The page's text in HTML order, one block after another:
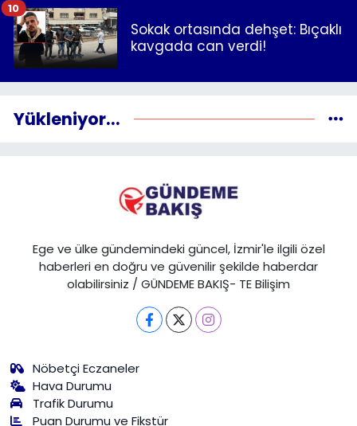
Sokak ortasında dehşet: Bıçaklı
kavgada can verdi!
10
Yükleniyor...
Ege ve ülke gündemindeki güncel, İzmir'le ilgili özel
haberleri en doğru ve güvenilir şekilde haberdar
olabilirsiniz / GÜNDEME BAKIŞ- TE Bilişim
Nöbetçi Eczaneler
Hava Durumu
Trafik Durumu
Puan Durumu ve Fikstür